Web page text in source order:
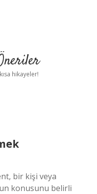
hikayeler!
bir kişi veya
konusunu belirli